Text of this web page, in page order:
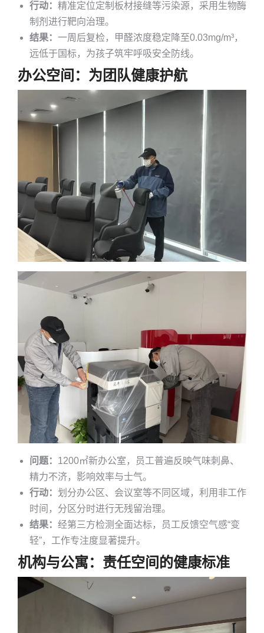
行动： 精准定位定制板材接缝等污染源，采用生物酶
制剂进行靶向治理。
结果： 一周后复检，甲醛浓度稳定降至0.03mg/m³，
远低于国标，为孩子筑牢呼吸安全防线。
办公空间：为团队健康护航
问题： 1200㎡新办公室，员工普遍反映气味刺鼻、
精力不济，影响效率与士气。
行动： 划分办公区、会议室等不同区域，利用非工作
时间，分区分时进行无残留治理。
结果： 经第三方检测全面达标，员工反馈空气感“变
轻”，工作专注度显著提升。
机构与公寓：责任空间的健康标准